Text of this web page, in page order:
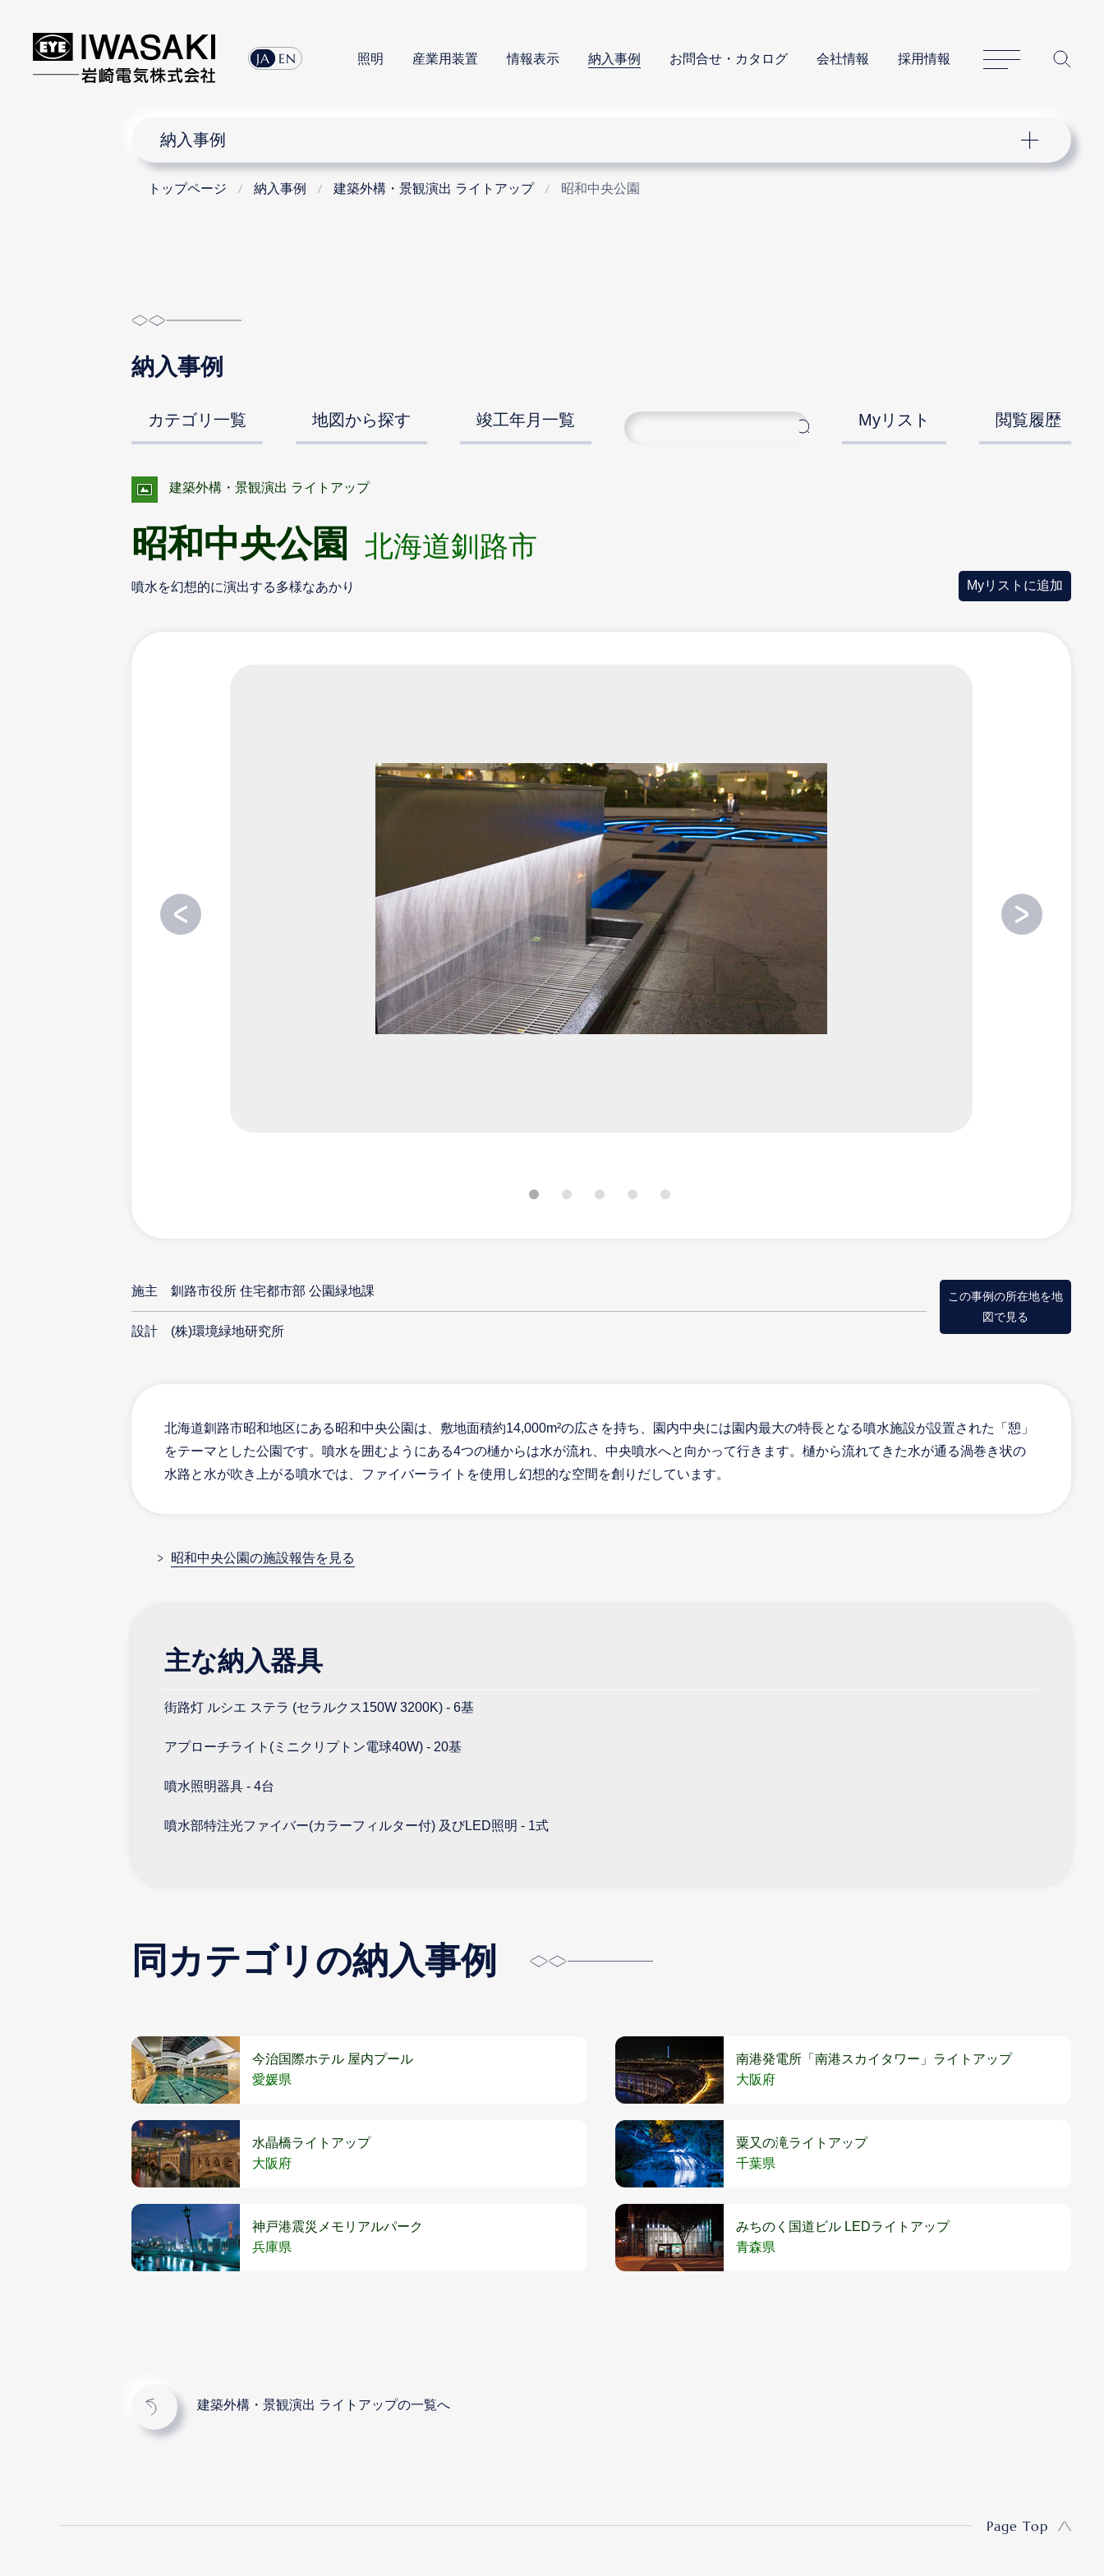
JA EN 照明 産業用装置 情報表示 納入事例 お問合せ・カタログ 会社情報 採用情報
サイトマップ
納入事例
トップページ 納入事例 建築外構・景観演出 ライトアップ 昭和中央公園
納入事例
カテゴリ一覧 地図から探す 竣工年月一覧 Myリスト 閲覧履歴
建築外構・景観演出 ライトアップ
昭和中央公園 北海道釧路市
噴水を幻想的に演出する多様なあかり Myリストに追加
施主 釧路市役所 住宅都市部 公園緑地課
設計 (株)環境緑地研究所
この事例の所在地を地
図で見る
北海道釧路市昭和地区にある昭和中央公園は、敷地面積約14,000m²の広さを持ち、園内中央には園内最大の特長となる噴水施設が設置された「憩」
をテーマとした公園です。噴水を囲むようにある4つの樋からは水が流れ、中央噴水へと向かって行きます。樋から流れてきた水が通る渦巻き状の
水路と水が吹き上がる噴水では、ファイバーライトを使用し幻想的な空間を創りだしています。
昭和中央公園の施設報告を見る
主な納入器具
街路灯 ルシエ ステラ (セラルクス150W 3200K) - 6基
アプローチライト(ミニクリプトン電球40W) - 20基
噴水照明器具 - 4台
噴水部特注光ファイバー(カラーフィルター付) 及びLED照明 - 1式
同カテゴリの納入事例
今治国際ホテル 屋内プール
愛媛県
南港発電所「南港スカイタワー」ライトアップ
大阪府
水晶橋ライトアップ
大阪府
粟又の滝ライトアップ
千葉県
神戸港震災メモリアルパーク
兵庫県
みちのく国道ビル LEDライトアップ
青森県
建築外構・景観演出 ライトアップの一覧へ
Page Top